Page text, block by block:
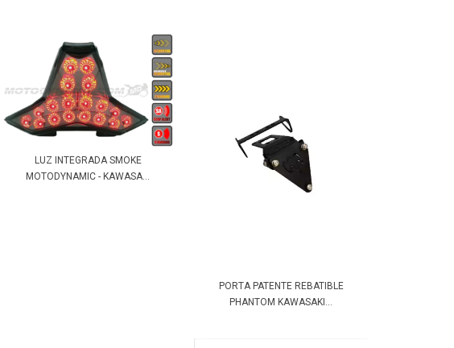
LUZ INTEGRADA SMOKE
MOTODYNAMIC - KAWASA...
PORTA PATENTE REBATIBLE
PHANTOM KAWASAKI...